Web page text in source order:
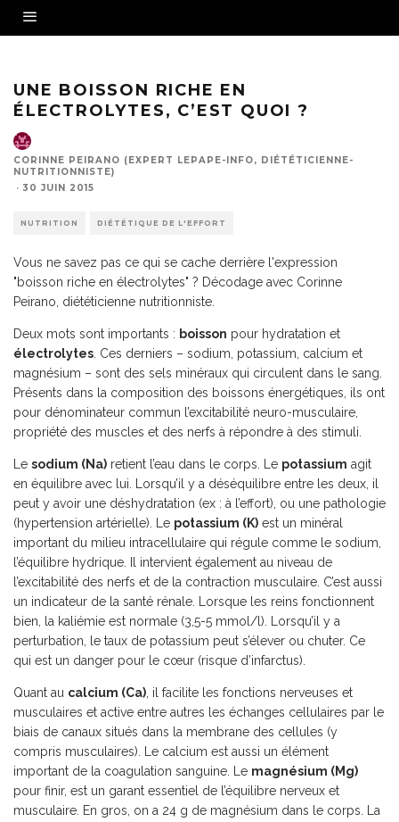
UNE BOISSON RICHE EN
ÉLECTROLYTES, C’EST QUOI ?
CORINNE PEIRANO (EXPERT LEPAPE-INFO, DIÉTÉTICIENNE-
NUTRITIONNISTE)
· 30 JUIN 2015
NUTRITION DIÉTÉTIQUE DE L'EFFORT
Vous ne savez pas ce qui se cache derrière l'expression
"boisson riche en électrolytes" ? Décodage avec Corinne
Peirano, diététicienne nutritionniste.
Deux mots sont importants : boisson pour hydratation et
électrolytes . Ces derniers – sodium, potassium, calcium et
magnésium – sont des sels minéraux qui circulent dans le sang.
Présents dans la composition des boissons énergétiques, ils ont
pour dénominateur commun l’excitabilité neuro-musculaire,
propriété des muscles et des nerfs à répondre à des stimuli.
Le sodium (Na) retient l’eau dans le corps. Le potassium agit
en équilibre avec lui. Lorsqu’il y a déséquilibre entre les deux, il
peut y avoir une déshydratation (ex : à l’effort), ou une pathologie
(hypertension artérielle). Le potassium (K) est un minéral
important du milieu intracellulaire qui régule comme le sodium,
l’équilibre hydrique. Il intervient également au niveau de
l’excitabilité des nerfs et de la contraction musculaire. C’est aussi
un indicateur de la santé rénale. Lorsque les reins fonctionnent
bien, la kaliémie est normale (3,5-5 mmol/l). Lorsqu’il y a
perturbation, le taux de potassium peut s’élever ou chuter. Ce
qui est un danger pour le cœur (risque d’infarctus).
Quant au calcium (Ca) , il facilite les fonctions nerveuses et
musculaires et active entre autres les échanges cellulaires par le
biais de canaux situés dans la membrane des cellules (y
compris musculaires). Le calcium est aussi un élément
important de la coagulation sanguine. Le magnésium (Mg)
pour finir, est un garant essentiel de l’équilibre nerveux et
musculaire. En gros, on a 24 g de magnésium dans le corps. La